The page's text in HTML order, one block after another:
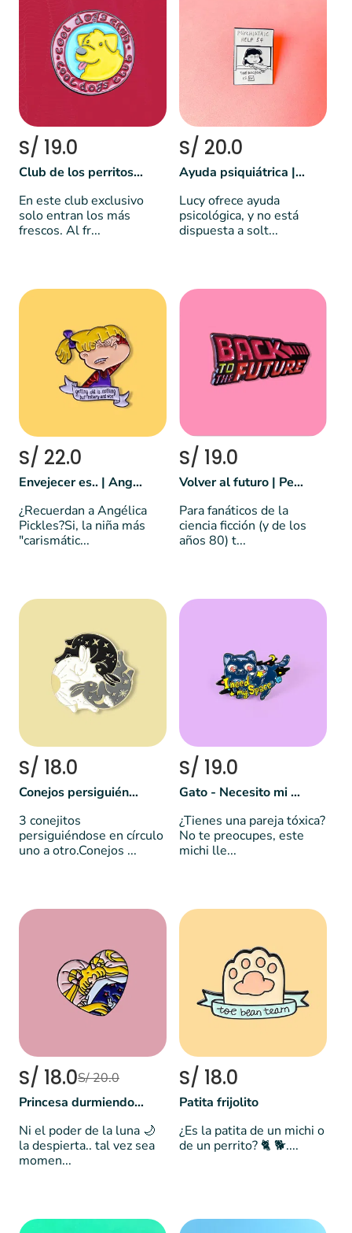
S/ 19.0
Club de los perritos cools 🐕😎
En este club exclusivo
solo entran los más
frescos. Al fr...
S/ 20.0
Ayuda psiquiátrica | Peanuts
Lucy ofrece ayuda
psicológica, y no está
dispuesta a solt...
S/ 22.0
Envejecer es.. | Angélica | Rugrats
¿Recuerdan a Angélica
Pickles?Si, la niña más
"carismátic...
S/ 19.0
Volver al futuro | Película
Para fanáticos de la
ciencia ficción (y de los
años 80) t...
S/ 18.0
Conejos persiguiéndose
3 conejitos
persiguiéndose en círculo
uno a otro.Conejos ...
S/ 19.0
Gato - Necesito mi espacio
¿Tienes una pareja tóxica?
No te preocupes, este
michi lle...
S/ 18.0S/ 20.0
Princesa durmiendo - Sailor Moon 🌙
Ni el poder de la luna 🌙
la despierta.. tal vez sea
momen...
S/ 18.0
Patita frijolito
¿Es la patita de un michi o
de un perrito? 🐈 🐕....